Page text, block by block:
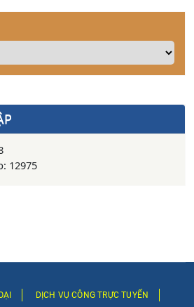
12975
DỊCH VỤ CÔNG TRỰC TUYẾN